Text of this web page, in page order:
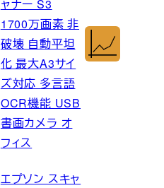
ャナー S3
1700万画素 非
破壊 自動平坦
化 最大A3サイ
ズ対応 多言語
OCR機能 USB
書画カメラ オ
フィス
エプソン スキャ